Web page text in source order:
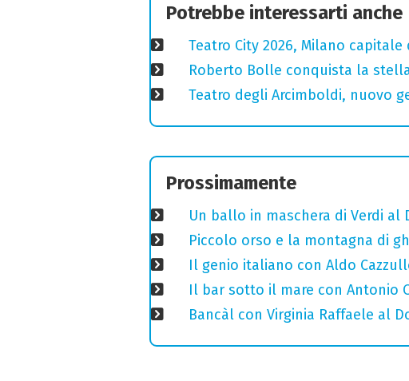
Potrebbe interessarti anche
Teatro City 2026, Milano
Roberto Bolle conquista la
Teatro degli Arcimboldi, nuovo
Prossimamente
Un ballo in maschera di Verdi al
Piccolo orso e la montagna di
Il genio italiano con Aldo
Il bar sotto il mare con Antonio
Bancàl con Virginia Raffaele al